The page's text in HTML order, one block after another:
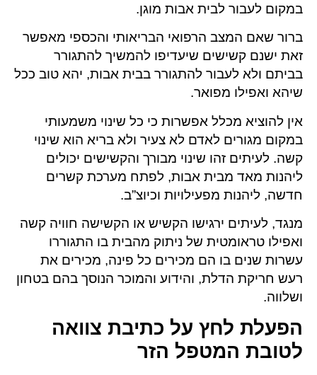
במקום לעבור לבית אבות מוגן.
ברור שאם המצב הרפואי הבריאותי והכספי מאפשר
זאת ישנם קשישים שיעדיפו להמשיך להתגורר
בביתם ולא לעבור להתגורר בבית אבות, יהא טוב ככל
שיהא ואפילו מפואר.
אין להוציא מכלל אפשרות כי כל שינוי משמעותי
במקום מגורים לאדם לא צעיר ולא בריא הוא שינוי
קשה. לעיתים זהו שינוי מבורך והקשישים יכולים
ליהנות מאד מבית אבות, לפתח מערכת קשרים
חדשה, ליהנות מפעילויות וכיוצ”ב.
מנגד, לעיתים ירגישו הקשיש או הקשישה חוויה קשה
ואפילו טראומטית של ניתוק מהבית בו התגוררו
עשרות שנים בו הם מכירים כל פינה, מכירים את
רעש חריקת הדלת, והידוע והמוכר הנוסך בהם בטחון
ושלווה.
הפעלת לחץ על כתיבת צוואה
לטובת המטפל הזר